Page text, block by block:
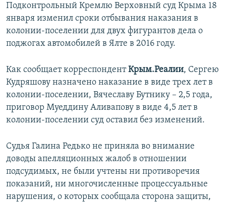
ТЕЛЕПРОЕКТ КРЫМ.РЕАЛИИ
СОВЕТЫ ПРАВОЗАЩИТНИКОВ
ПРОПАВШИЕ БЕЗ ВЕСТИ
КРЫМ.НЕПОКОРЕННЫЙ
ELIFBE
УКРАИНСКАЯ ПРОБЛЕМА КРЫМА
Українською
Qırımtatar
Подконтрольный Кремлю Верховный суд Крыма 18
января изменил сроки отбывания наказания в
колонии-поселении для двух фигурантов дела о
поджогах автомобилей в Ялте в 2016 году.
Как сообщает корреспондентКрым.Реалии, Сергею
Кудряшову назначено наказание в виде трех лет в
колонии-поселении, Вячеславу Бутнику – 2,5 года,
приговор Муеддину Аливапову в виде 4,5 лет в
колонии-поселении суд оставил без изменений.
Судья Галина Редько не приняла во внимание
доводы апелляционных жалоб в отношении
подсудимых, не были учтены ни противоречия
показаний, ни многочисленные процессуальные
нарушения, о которых сообщала сторона защиты,